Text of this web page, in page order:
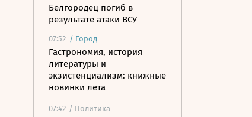
Белгородец погиб в
результате атаки ВСУ
07:52 / Город
Гастрономия, история
литературы и
экзистенциализм: книжные
новинки лета
07:42 / Политика